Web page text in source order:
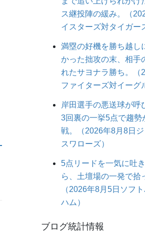
ス継投陣の緩み。（
イスターズ対タイガー
満塁の好機を勝ち越し
かった拙攻の末、相手
れたサヨナラ勝ち。（
ファイターズ対イーグ
岸田選手の悪送球が呼
3回裏の一挙5点で趨勢
戦。（2026年8月8日
スワローズ）
5点リードを一気に吐
ら、土壇場の一発で拾
（2026年8月5日ソフ
ハム）
ブログ統計情報